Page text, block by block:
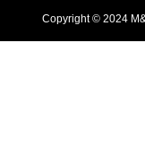
Copyright © 2024